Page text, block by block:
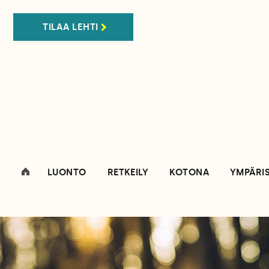
TILAA LEHTI
LUONTO RETKEILY KOTONA